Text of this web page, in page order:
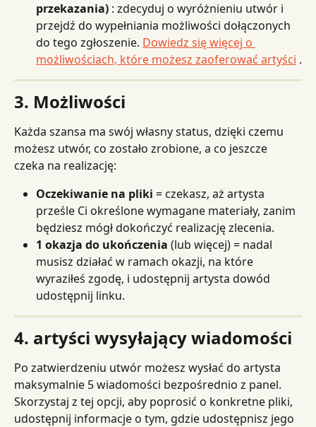
przekazania) : zdecyduj o wyróżnieniu utwór i
przejdź do wypełniania możliwości dołączonych
do tego zgłoszenie. Dowiedz się więcej o
możliwościach, które możesz zaoferować artyści .
3. Możliwości
Każda szansa ma swój własny status, dzięki czemu
możesz utwór, co zostało zrobione, a co jeszcze
czeka na realizację:
Oczekiwanie na pliki = czekasz, aż artysta
prześle Ci określone wymagane materiały, zanim
będziesz mógł dokończyć realizację zlecenia.
1 okazja do ukończenia (lub więcej) = nadal
musisz działać w ramach okazji, na które
wyraziłeś zgodę, i udostępnij artysta dowód
udostępnij linku.
4. artyści wysyłający wiadomości
Po zatwierdzeniu utwór możesz wysłać do artysta
maksymalnie 5 wiadomości bezpośrednio z panel.
Skorzystaj z tej opcji, aby poprosić o konkretne pliki,
udostępnij informacje o tym, gdzie udostępnisz jego